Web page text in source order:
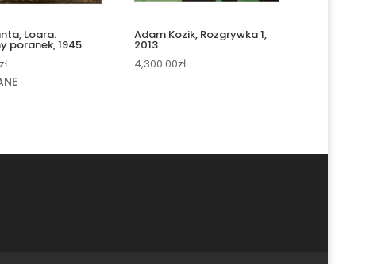
Loara.
poranek, 1945
zł
Adam Kozik, Rozgrywka 1,
2013
4,300.00zł